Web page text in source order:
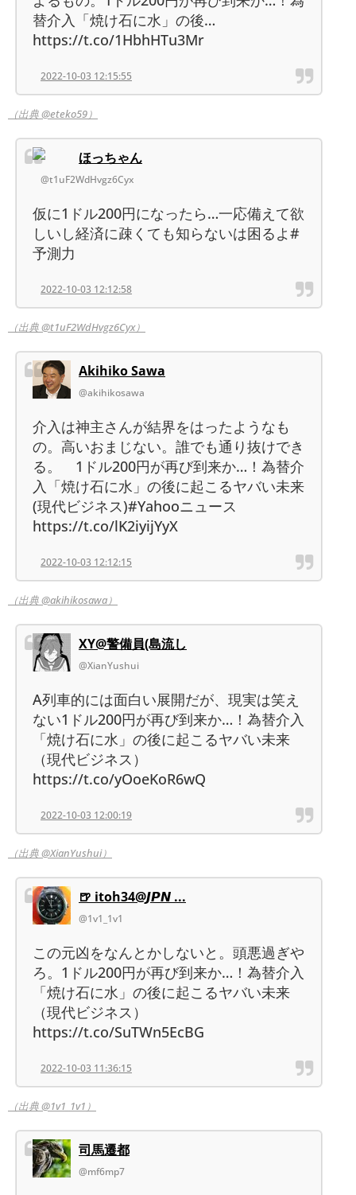
替介入「焼け石に水」の後…
https://t.co/1HbhHTu3Mr
2022-10-03 12:15:55
（出典 @eteko59）
ほっちゃん
@t1uF2WdHvgz6Cyx
仮に1ドル200円になったら…一応備えて欲
しいし経済に疎くても知らないは困るよ#
予測力
2022-10-03 12:12:58
（出典 @t1uF2WdHvgz6Cyx）
Akihiko Sawa
@akihikosawa
介入は神主さんが結界をはったようなも
の。高いおまじない。誰でも通り抜けでき
る。 1ドル200円が再び到来か…！為替介
入「焼け石に水」の後に起こるヤバい未来
(現代ビジネス)#Yahooニュース
https://t.co/lK2iyijYyX
2022-10-03 12:12:15
（出典 @akihikosawa）
XY@警備員(島流し
@XianYushui
A列車的には面白い展開だが、現実は笑え
ない1ドル200円が再び到来か…！為替介入
「焼け石に水」の後に起こるヤバい未来
（現代ビジネス）
https://t.co/yOoeKoR6wQ
2022-10-03 12:00:19
（出典 @XianYushui）
🍺 itoh34@𝙅𝙋𝙉 ...
@1v1_1v1
この元凶をなんとかしないと。頭悪過ぎや
ろ。1ドル200円が再び到来か…！為替介入
「焼け石に水」の後に起こるヤバい未来
（現代ビジネス）
https://t.co/SuTWn5EcBG
2022-10-03 11:36:15
（出典 @1v1_1v1）
司馬遷都
@mf6mp7